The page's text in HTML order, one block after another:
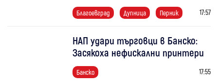
Благоевград Дупница Перник 17:57
НАП удари търговци в Банско:
Засякоха нефискални принтери
Банско 17:55